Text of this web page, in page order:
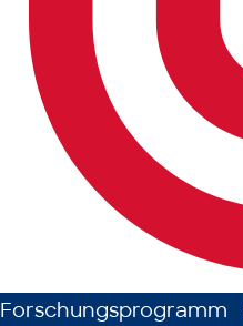
Forschungsprogramm